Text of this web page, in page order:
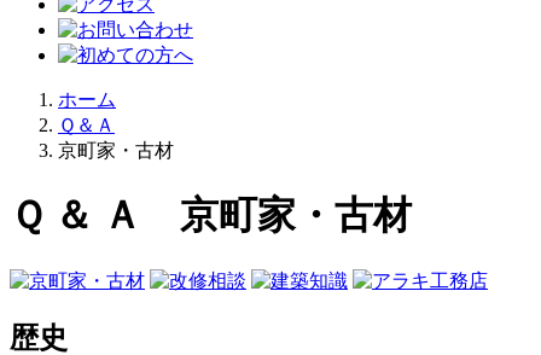
ホーム
Ｑ＆Ａ
京町家・古材
Ｑ ＆ Ａ 京町家・古材
歴史